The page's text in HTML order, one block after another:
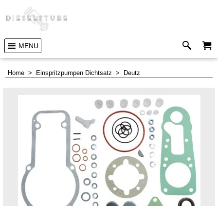
MENU
Home > Einspritzpumpen Dichtsatz > Deutz